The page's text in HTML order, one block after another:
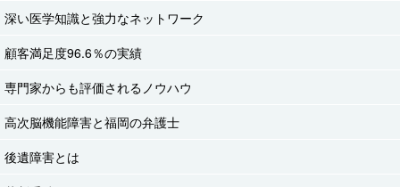
深い医学知識と強力なネットワーク
顧客満足度96.6％の実績
専門家からも評価されるノウハウ
高次脳機能障害と福岡の弁護士
後遺障害とは